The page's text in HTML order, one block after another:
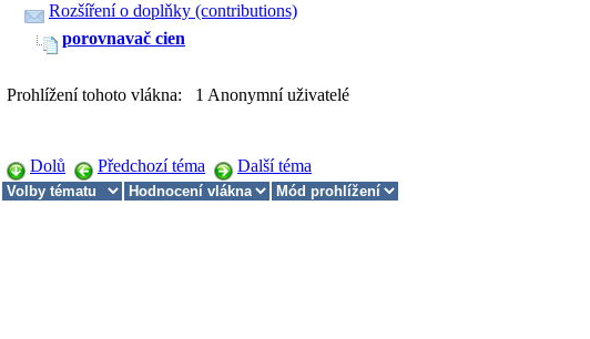
Rozšíření o doplňky (contributions)
porovnavač cien
Prohlížení tohoto vlákna: 1 Anonymní uživatelé
Dolů Předchozí téma Další téma